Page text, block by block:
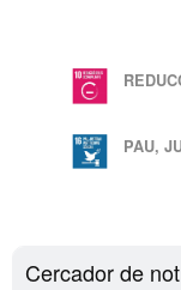
s'emmarca
següents
PAU,
Cercador de